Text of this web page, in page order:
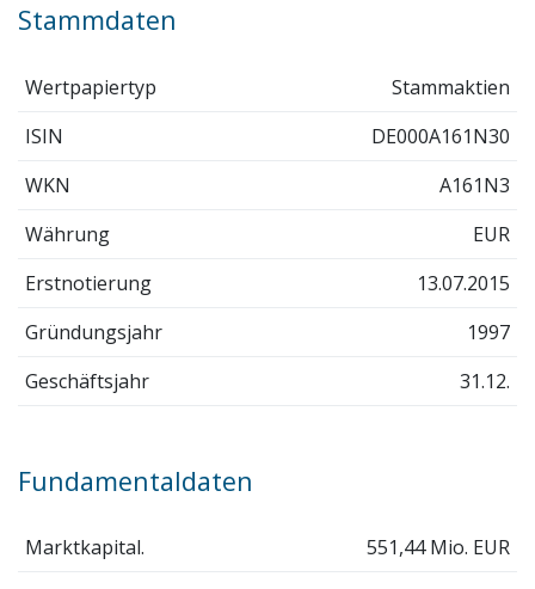
Stammdaten
Wertpapiertyp
Stammaktien
ISIN
DE000A161N30
WKN
A161N3
Währung
EUR
Erstnotierung
13.07.2015
Gründungsjahr
1997
Geschäftsjahr
31.12.
Fundamentaldaten
Marktkapital.
551,44 Mio. EUR